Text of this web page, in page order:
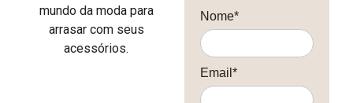
mundo da moda para
arrasar com seus
acessórios.
Nome*
Email*